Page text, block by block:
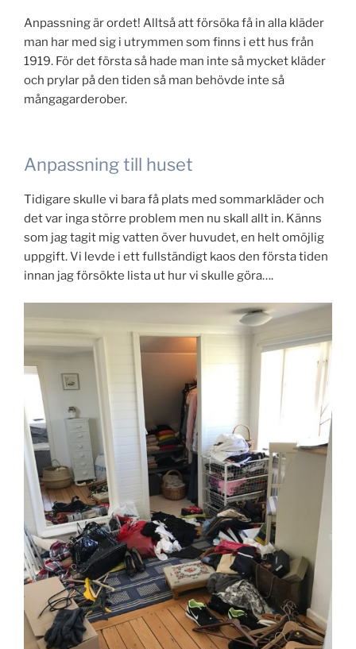
Anpassning är ordet! Alltså att försöka få in alla kläder
man har med sig i utrymmen som finns i ett hus från
1919. För det första så hade man inte så mycket kläder
och prylar på den tiden så man behövde inte så
mångagarderober.
Anpassning till huset
Tidigare skulle vi bara få plats med sommarkläder och
det var inga större problem men nu skall allt in. Känns
som jag tagit mig vatten över huvudet, en helt omöjlig
uppgift. Vi levde i ett fullständigt kaos den första tiden
innan jag försökte lista ut hur vi skulle göra….